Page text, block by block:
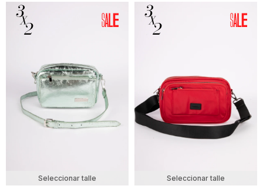
Seleccionar talle Seleccionar talle